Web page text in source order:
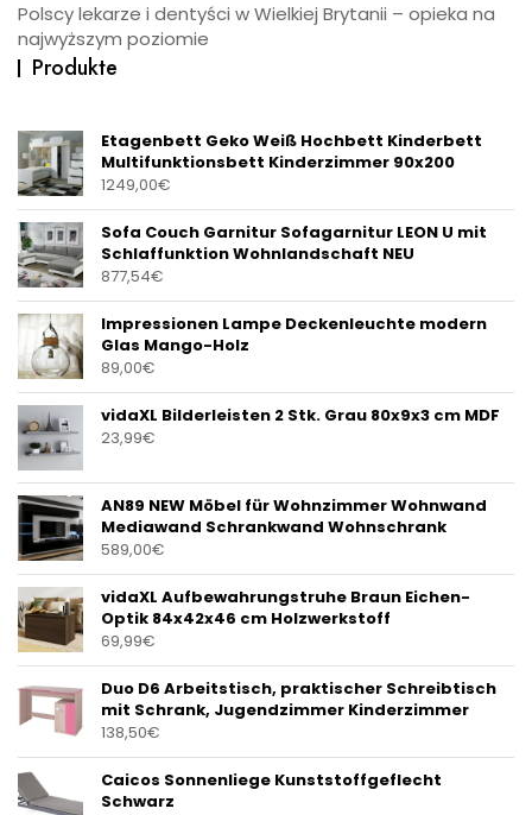
Polscy lekarze i dentyści w Wielkiej Brytanii – opieka na
najwyższym poziomie
Produkte
Etagenbett Geko Weiß Hochbett Kinderbett
Multifunktionsbett Kinderzimmer 90x200
1249,00€
Sofa Couch Garnitur Sofagarnitur LEON U mit
Schlaffunktion Wohnlandschaft NEU
877,54€
Impressionen Lampe Deckenleuchte modern
Glas Mango-Holz
89,00€
vidaXL Bilderleisten 2 Stk. Grau 80x9x3 cm MDF
23,99€
AN89 NEW Möbel für Wohnzimmer Wohnwand
Mediawand Schrankwand Wohnschrank
589,00€
vidaXL Aufbewahrungstruhe Braun Eichen-
Optik 84x42x46 cm Holzwerkstoff
69,99€
Duo D6 Arbeitstisch, praktischer Schreibtisch
mit Schrank, Jugendzimmer Kinderzimmer
138,50€
Caicos Sonnenliege Kunststoffgeflecht
Schwarz